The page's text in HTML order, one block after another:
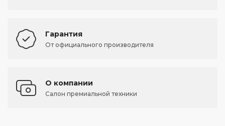
Гарантия
От официального производителя
О компании
Салон премиальной техники